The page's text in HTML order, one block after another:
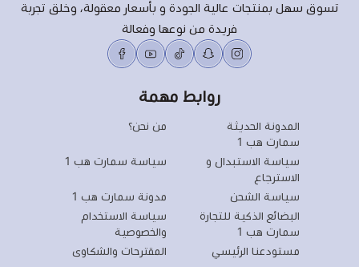
تسوق سهل بمنتجات عالية الجودة و بأسعار معقولة، وخلق تجربة
فريدة من نوعها وفعالة
روابط مهمة
المدونة الحديثة
سمارت هب 1
من نحن؟
سياسة الاستبدال و
الاسترجاع
سياسة سمارت هب 1
سياسة الشحن
مدونة سمارت هب 1
البضائع الذكية للتجارة
سمارت هب 1
سياسة الاستخدام
والخصوصية
مستودعنا الرئيسي
المقترحات والشكاوى